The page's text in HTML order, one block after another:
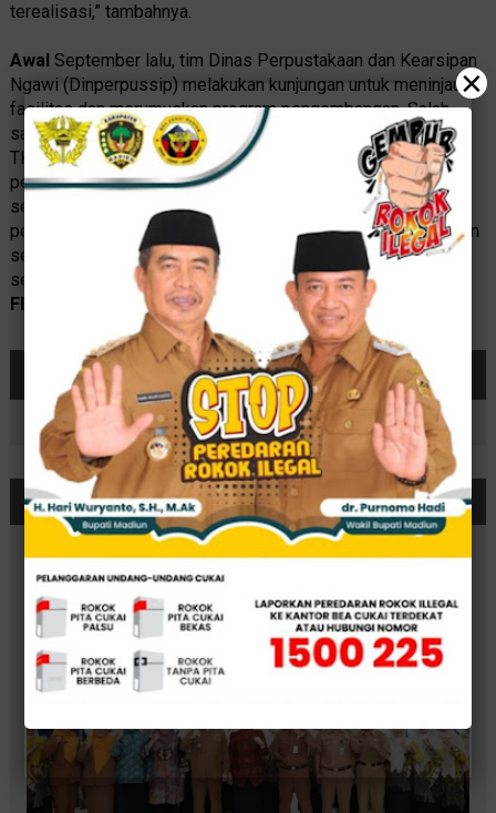
terealisasi,” tambahnya.
Awal September lalu, tim Dinas Perpustakaan dan Kearsipan
Ngawi (Dinperpussip) melakukan kunjungan untuk meninjau
fasilitas dan merumuskan program pengembangan. Salah
satu usulan adalah pembuatan pojok baca di posyandu dan
TK. Kolaborasi literasi juga diharapkan bisa hadir dalam
pelatihan TP PKK dan kegiatan pertanian agar masyarakat
semakin dekat dengan buku. “Dengan begitu kehadiran
perpustakaan dapat dimanfaatkan untuk menambah wawasan
sesuai bidang yang dibutuhkan,” pungkas Listari. Demikian
sebagaimana diinformasikan oleh Radar Madiun.
FEB/AS)
Bagikan
BERITA TERKAIT
×